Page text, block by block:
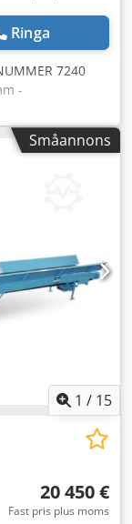
Ringa
7240
-
-
- antal knivar 2
drivande
1,5 kW - längd
kW -
mm -
- vikt ca 3500 kg
autorevers
bra skick
enligt kurs 4,2
Småannons
1 / 15
20 450 €
Fast pris plus moms